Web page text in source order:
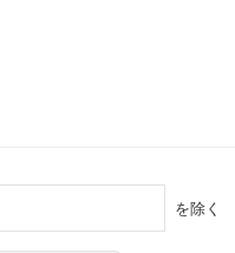
を除く